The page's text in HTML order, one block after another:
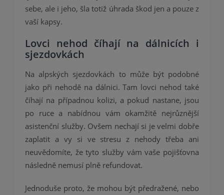
sebe, ale i jeho, šla totiž úhrada škod jen a pouze z
vaší kapsy.
Lovci nehod číhají na dálnicích i
sjezdovkách
Na alpských sjezdovkách to může být podobné
jako při nehodě na dálnici. Tam lovci nehod také
číhají na případnou kolizi, a pokud nastane, jsou
po ruce a nabídnou vám okamžitě nejrůznější
asistenční služby. Ovšem nechají si je velmi dobře
zaplatit a vy si ve stresu z nehody třeba ani
neuvědomíte, že tyto služby vám vaše pojišťovna
následně nemusí plně refundovat.
Jednoduše proto, že mohou být předražené, nebo